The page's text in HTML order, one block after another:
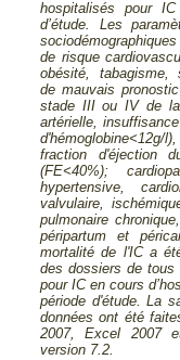
hospitalisés pour
d’étude. Les
de risque
obésité, tabagisme,
de mauvais
stade III ou IV de la
artérielle,
fraction d'éjection
(FE˂40%);
hypertensive,
valvulaire,
pulmonaire
péripartum et
mortalité de l'IC a
des dossiers de
pour IC en cours
période d'étude. La
données ont été
2007, Excel 2007
version 7.2.